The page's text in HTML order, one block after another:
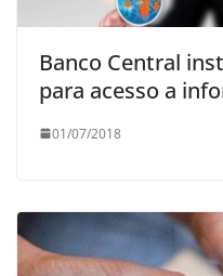
Banco Central
para acesso a
01/07/2018